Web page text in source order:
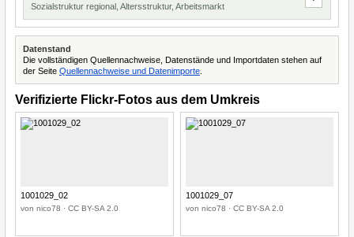
Sozialstruktur regional, Altersstruktur, Arbeitsmarkt
Datenstand
Die vollständigen Quellennachweise, Datenstände und Importdaten stehen auf
der Seite Quellennachweise und Datenimporte
Verifizierte Flickr-Fotos aus dem Umkreis
1001029_02
von nico78 · CC BY-SA 2.0
1001029_07
von nico78 · CC BY-SA 2.0